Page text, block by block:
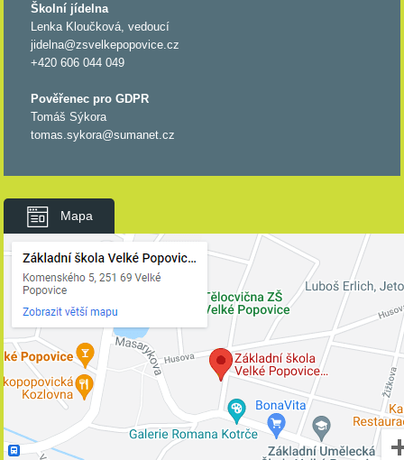
Školní jídelna
Lenka Kloučková, vedoucí
jidelna@zsvelkepopovice.cz
+420 606 044 049
Pověřenec pro GDPR
Tomáš Sýkora
tomas.sykora@sumanet.cz
Mapa